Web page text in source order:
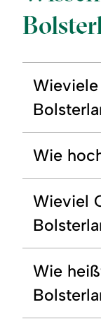
Wie
Wieviel
Wie